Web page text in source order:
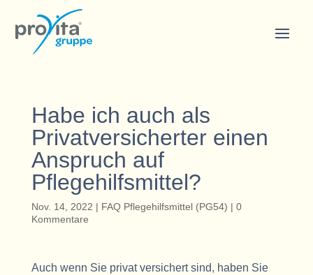
Habe ich auch als
Privatversicherter einen
Anspruch auf
Pflegehilfsmittel?
Nov. 14, 2022 | FAQ Pflegehilfsmittel (PG54) | 0
Kommentare
Auch wenn Sie privat versichert sind, haben Sie